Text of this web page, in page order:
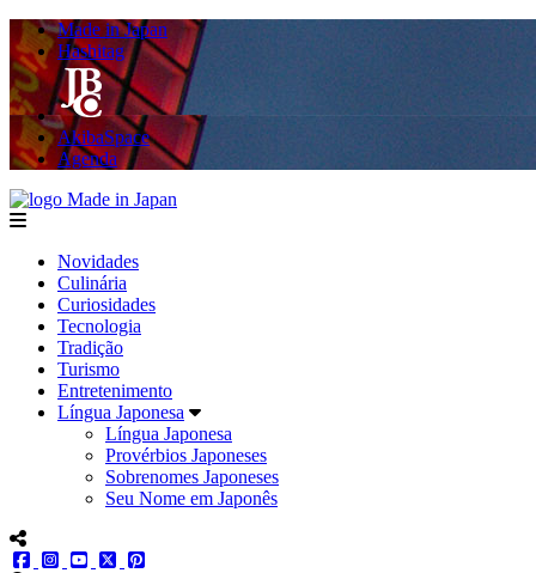
Made in Japan
Hashitag
AkibaSpace
Agenda
menu
Novidades
Culinária
Curiosidades
Tecnologia
Tradição
Turismo
Entretenimento
Língua Japonesa
Língua Japonesa
Provérbios Japoneses
Sobrenomes Japoneses
Seu Nome em Japonês
menu redes social
facebookinstagram
youtube
twitter